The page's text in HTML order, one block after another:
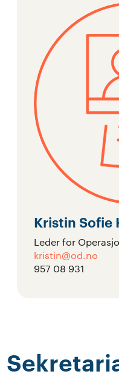
Kristin Sofie
Leder for
kristin@od.no
957 08 931